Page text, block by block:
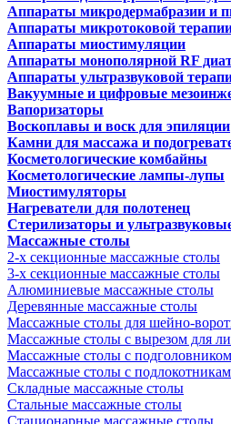
Аппараты микродермабразии и
Аппараты микротоковой
Аппараты миостимуляции
Аппараты монополярной RF
Аппараты ультразвуковой
Вакуумные и цифровые
Вапоризаторы
Воскоплавы и воск для эпиляции
Камни для массажа и
Косметологические комбайны
Косметологические лампы-лупы
Миостимуляторы
Нагреватели для полотенец
Стерилизаторы и
Массажные столы
2-х секционные массажные столы
3-х секционные массажные столы
Алюминиевые массажные столы
Деревянные массажные столы
Массажные столы для шейно-
Массажные столы с вырезом для
Массажные столы с подголовником
Массажные столы с
Складные массажные столы
Стальные массажные столы
Стационарные массажные столы